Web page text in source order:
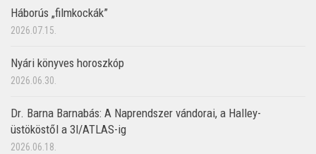
Háborús „filmkockák”
2026.07.15.
Nyári könyves horoszkóp
2026.06.30.
Dr. Barna Barnabás: A Naprendszer vándorai, a Halley-
üstököstől a 3I/ATLAS-ig
2026.06.18.